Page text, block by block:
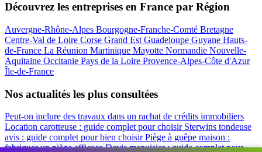
Découvrez les entreprises en France par Région
Auvergne-Rhône-Alpes Bourgogne-Franche-Comté Bretagne
Centre-Val de Loire Corse Grand Est Guadeloupe Guyane Hauts-
de-France La Réunion Martinique Mayotte Normandie Nouvelle-
Aquitaine Occitanie Pays de la Loire Provence-Alpes-Côte d'Azur
Île-de-France
Nos actualités les plus consultées
Peut-on inclure des travaux dans un rachat de crédits immobiliers
Location carotteuse : guide complet pour choisir Sterwins tondeuse
avis : guide complet pour bien choisirPiège à guêpe maison :
fabriquer un piège efficaceDevis menuisier : guide complet pour